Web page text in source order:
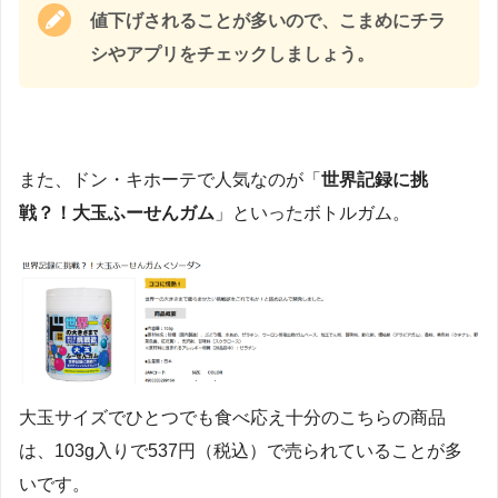
値下げされることが多いので、こまめにチラ
シやアプリをチェックしましょう。
また、ドン・キホーテで人気なのが「 世界記録に挑
戦？！大玉ふーせんガム 」といったボトルガム。
大玉サイズでひとつでも食べ応え十分のこちらの商品
は、103g入りで537円（税込）で売られていることが多
いです。